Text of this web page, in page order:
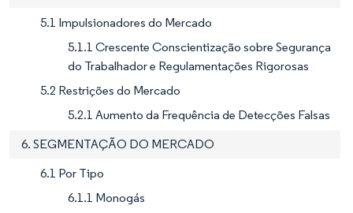
5.1 Impulsionadores do Mercado
5.1.1 Crescente Conscientização sobre Segurança
do Trabalhador e Regulamentações Rigorosas
5.2 Restrições do Mercado
5.2.1 Aumento da Frequência de Detecções Falsas
6. SEGMENTAÇÃO DO MERCADO
6.1 Por Tipo
6.1.1 Monogás